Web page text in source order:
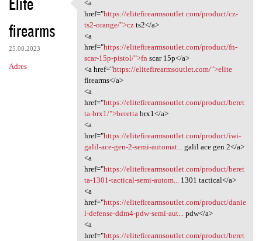
firearms
25.08.2023
Adres
<a href="https:/
<a
href="https://elitefirearmsoutlet.com/product/cz-
ts2-orange/">czts2</a>
<a
href="https://elitefirearmsoutlet.com/product/fn-
scar-15p-pistol/">fn scar 15p</a>
<a href="https://elitefirearmsoutlet.com/">elite
firearms</a>
<a
href="https://elitefirearmsoutlet.com/product/beret
ta-brx1/">beretta brx1</a>
<a
href="https://elitefirearmsoutlet.com/product/iwi-
galil-ace-gen-2-semi-automat...
galil ace gen 2</a>
<a
href="https://elitefirearmsoutlet.com/product/beret
ta-1301-tactical-semi-autom...
1301 tactical</a>
<a
href="https://elitefirearmsoutlet.com/product/danie
l-defense-ddm4-pdw-semi-aut...
pdw</a>
<a
href="https://elitefirearmsoutlet.com/product/beret